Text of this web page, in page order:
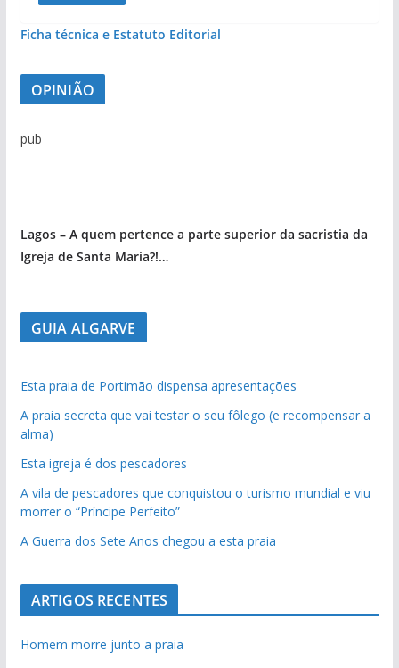
Ficha técnica e Estatuto Editorial
OPINIÃO
pub
Lagos – A quem pertence a parte superior da sacristia da
Igreja de Santa Maria?!…
GUIA ALGARVE
Esta praia de Portimão dispensa apresentações
A praia secreta que vai testar o seu fôlego (e recompensar a
alma)
Esta igreja é dos pescadores
A vila de pescadores que conquistou o turismo mundial e viu
morrer o “Príncipe Perfeito”
A Guerra dos Sete Anos chegou a esta praia
ARTIGOS RECENTES
Homem morre junto a praia